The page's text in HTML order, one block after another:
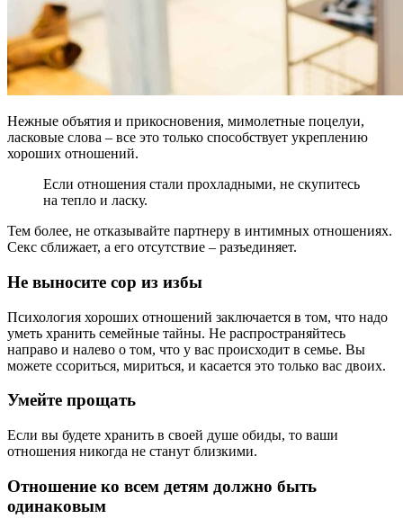
Нежные объятия и прикосновения, мимолетные поцелуи,
ласковые слова – все это только способствует укреплению
хороших отношений.
Если отношения стали прохладными, не скупитесь
на тепло и ласку.
Тем более, не отказывайте партнеру в интимных отношениях.
Секс сближает, а его отсутствие – разъединяет.
Не выносите сор из избы
Психология хороших отношений заключается в том, что надо
уметь хранить семейные тайны. Не распространяйтесь
направо и налево о том, что у вас происходит в семье. Вы
можете ссориться, мириться, и касается это только вас двоих.
Умейте прощать
Если вы будете хранить в своей душе обиды, то ваши
отношения никогда не станут близкими.
Отношение ко всем детям должно быть
одинаковым